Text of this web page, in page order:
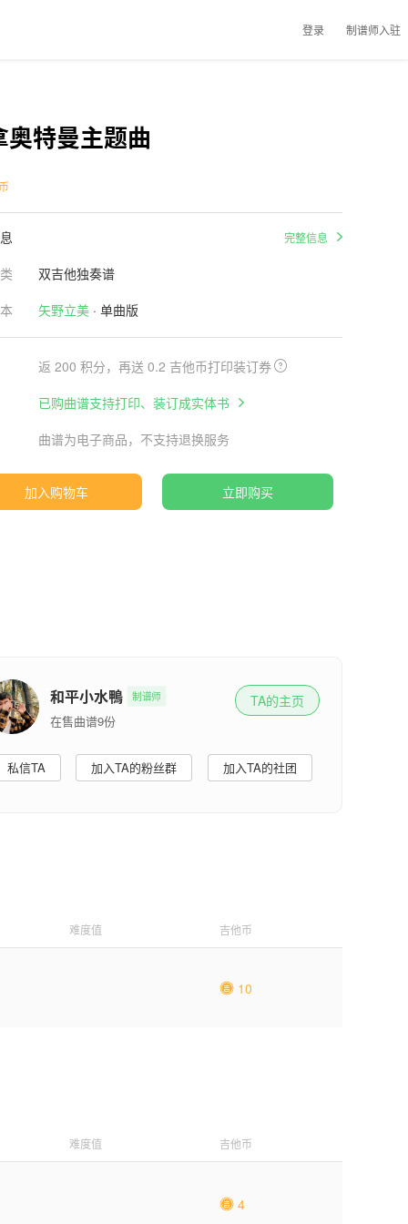
登录 制谱师入驻
奥特曼主题曲
完整信息
双吉他独奏谱
矢野立美· 单曲版
返 200 积分，再送 0.2 吉他币打印装订券
已购曲谱支持打印、装订成实体书
曲谱为电子商品，不支持退换服务
加入购物车 立即购买
和平小水鴨 制谱师
在售曲谱9份
TA的主页
私信TA 加入TA的粉丝群 加入TA的社团
难度值 吉他币
10
难度值 吉他币
4